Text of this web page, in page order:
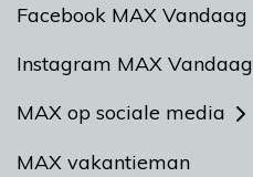
Facebook MAX Vandaag
Instagram MAX Vandaag
MAX op sociale media
MAX vakantieman